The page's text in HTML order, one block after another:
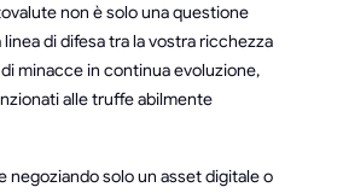
non è solo una questione
di difesa tra la vostra ricchezza
minacce in continua evoluzione,
alle truffe abilmente
negoziando solo un asset digitale o